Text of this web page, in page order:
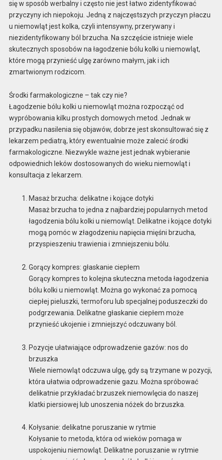
się w sposób werbalny i często nie jest łatwo zidentyfikować
przyczyny ich niepokoju. Jedną z najczęstszych przyczyn płaczu
u niemowląt jest kolka, czyli intensywny, przerywany i
niezidentyfikowany ból brzucha. Na szczęście istnieje wiele
skutecznych sposobów na łagodzenie bólu kolki u niemowląt,
które mogą przynieść ulgę zarówno małym, jak i ich
zmartwionym rodzicom.
Środki farmakologiczne – tak czy nie?
Łagodzenie bólu kolki u niemowląt można rozpocząć od
wypróbowania kilku prostych domowych metod. Jednak w
przypadku nasilenia się objawów, dobrze jest skonsultować się z
lekarzem pediatrą, który ewentualnie może zalecić środki
farmakologiczne. Niezwykle ważne jest jednak wybieranie
odpowiednich leków dostosowanych do wieku niemowląt i
konsultacja z lekarzem.
Masaż brzucha: delikatne i kojące dotyki
Masaż brzucha to jedna z najbardziej popularnych metod
łagodzenia bólu kolki u niemowląt. Delikatne i kojące dotyki
mogą pomóc w złagodzeniu napięcia mięśni brzucha,
przyspieszeniu trawienia i zmniejszeniu bólu.
Gorący kompres: głaskanie ciepłem
Gorący kompres to kolejna skuteczna metoda łagodzenia
bólu kolki u niemowląt. Można go wykonać za pomocą
ciepłej pieluszki, termoforu lub specjalnej poduszeczki do
podgrzewania. Delikatne głaskanie ciepłem może
przynieść ukojenie i zmniejszyć odczuwany ból.
Pozycje ułatwiające odprowadzenie gazów: nos do
brzuszka
Wiele niemowląt odczuwa ulgę, gdy są trzymane w pozycji,
która ułatwia odprowadzenie gazu. Można spróbować
delikatnie przykładać brzuszek niemowlęcia do naszej
klatki piersiowej lub unoszenia nóżek do brzuszka.
Kołysanie: delikatne poruszanie w rytmie
Kołysanie to metoda, która od wieków pomaga w
uspokojeniu niemowląt. Delikatne poruszanie w rytmie